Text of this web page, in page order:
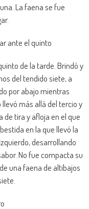
La faena se fue
ante el quinto
de la tarde. Brindó y
del tendido siete, a
por abajo mientras
más allá del tercio y
de tira y afloja en el que
en la que llevó la
desarrollando
No fue compacta su
una faena de altibajos